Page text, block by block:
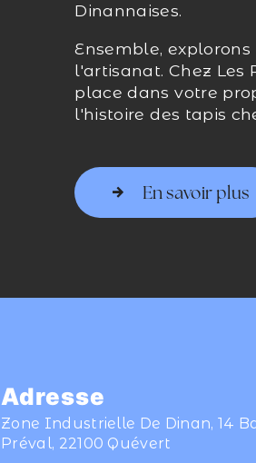
Dinannaises.
Ensemble,
l'artisanat. Chez Les
place dans votre
l'histoire des tapis
En savoir plus
Adresse
Zone Industrielle De Dinan, 14
Préval, 22100 Quévert